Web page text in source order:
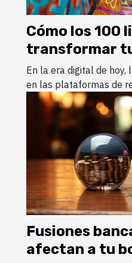
Cómo los 100
transformar
Instagram
En la era digital de
en las plataformas de
Fusiones
afectan a tu